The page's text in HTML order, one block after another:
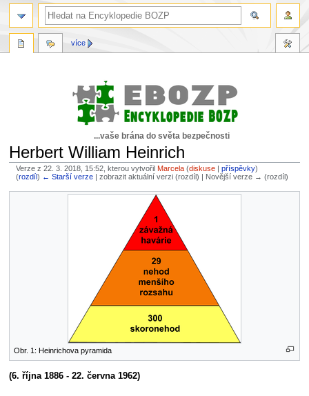
...vaše brána do světa bezpečnosti
Herbert William Heinrich
Verze z 22. 3. 2018, 15:52, kterou vytvořil Marcela (diskuse |příspěvky)
(rozdíl) ← Starší verze | zobrazit aktuální verzi (rozdíl) | Novější verze → (rozdíl)
Obr. 1: Heinrichova pyramida
(6. října 1886 - 22. června 1962)
více